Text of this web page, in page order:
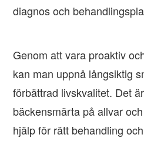
diagnos och
Genom att vara proaktiv
kan man uppnå långsiktig
förbättrad livskvalitet. Det
bäckensmärta på allvar
hjälp för rätt behandling